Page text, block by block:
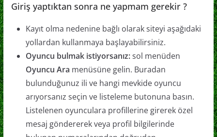
Giriş yaptıktan sonra ne yapmam gerekir ?
Kayıt olma nedenine bağlı olarak siteyi aşağıdaki
yollardan kullanmaya başlayabilirsiniz.
Oyuncu bulmak istiyorsanız:sol menüden
Oyuncu Ara menüsüne gelin. Buradan
bulunduğunuz ili ve hangi mevkide oyuncu
arıyorsanız seçin ve listeleme butonuna basın.
Listelenen oyunculara profillerine girerek özel
mesaj göndererek veya profil bilgilerinde